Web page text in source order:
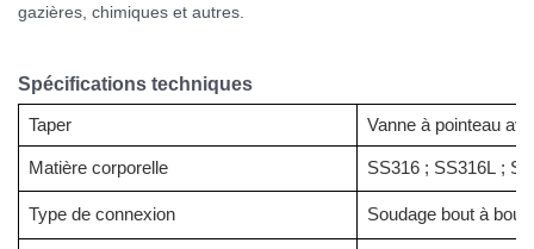
gazières, chimiques et autres.
Spécifications techniques
Taper
Vanne à pointeau
Matière corporelle SS316 ; SS316L ;
Type de connexion Soudage bout à bout